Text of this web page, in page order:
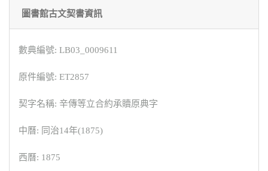
圖書館古文契書資訊
數典編號: LB03_0009611
原件編號: ET2857
契字名稱: 辛傳等立合約承贖原典字
中曆: 同治14年(1875)
西曆: 1875